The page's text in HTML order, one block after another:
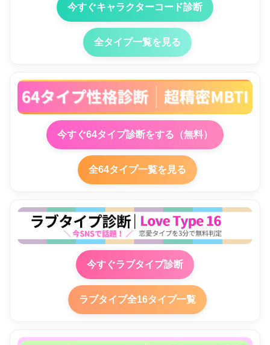
今すぐキャラクターコード診断
全タイプ一覧を見る
今すぐ64タイプ診断をする（無料）
全64タイプ一覧を見る
今すぐラブタイプ診断
ラブタイプ全16タイプ一覧